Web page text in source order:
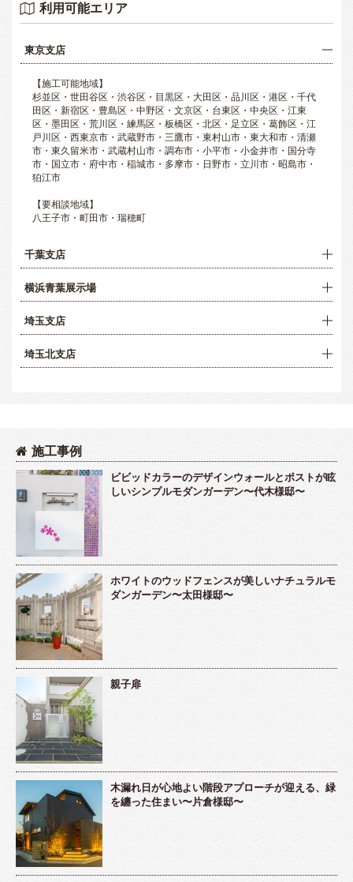
利用可能エリア
東京支店
【施工可能地域】
杉並区・世田谷区・渋谷区・目黒区・大田区・品川区・港区・千代
田区・新宿区・豊島区・中野区・文京区・台東区・中央区・江東
区・墨田区・荒川区・練馬区・板橋区・北区・足立区・葛飾区・江
戸川区・西東京市・武蔵野市・三鷹市・東村山市・東大和市・清瀬
市・東久留米市・武蔵村山市・調布市・小平市・小金井市・国分寺
市・国立市・府中市・稲城市・多摩市・日野市・立川市・昭島市・
狛江市
【要相談地域】
八王子市・町田市・瑞穂町
千葉支店
横浜青葉展示場
埼玉支店
埼玉北支店
施工事例
ビビッドカラーのデザインウォールとポストが眩
しいシンプルモダンガーデン〜代木様邸〜
ホワイトのウッドフェンスが美しいナチュラルモ
ダンガーデン〜太田様邸〜
親子扉
木漏れ日が心地よい階段アプローチが迎える、緑
を纏った住まい〜片倉様邸〜